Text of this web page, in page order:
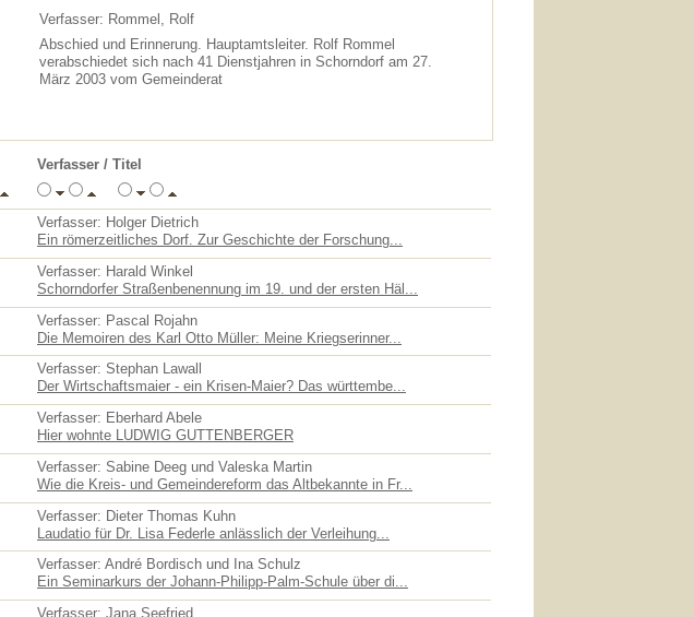
Verfasser: Rommel, Rolf
Abschied und Erinnerung. Hauptamtsleiter. Rolf Rommel
verabschiedet sich nach 41 Dienstjahren in Schorndorf am 27.
März 2003 vom Gemeinderat
Verfasser / Titel
Verfasser: Holger Dietrich
Ein römerzeitliches Dorf. Zur Geschichte der Forschung...
Verfasser: Harald Winkel
Schorndorfer Straßenbenennung im 19. und der ersten Häl...
Verfasser: Pascal Rojahn
Die Memoiren des Karl Otto Müller: Meine Kriegserinner...
Verfasser: Stephan Lawall
Der Wirtschaftsmaier - ein Krisen-Maier? Das württembe...
Verfasser: Eberhard Abele
Hier wohnte LUDWIG GUTTENBERGER
Verfasser: Sabine Deeg und Valeska Martin
Wie die Kreis- und Gemeindereform das Altbekannte in Fr...
Verfasser: Dieter Thomas Kuhn
Laudatio für Dr. Lisa Federle anlässlich der Verleihung...
Verfasser: André Bordisch und Ina Schulz
Ein Seminarkurs der Johann-Philipp-Palm-Schule über di...
Verfasser: Jana Seefried